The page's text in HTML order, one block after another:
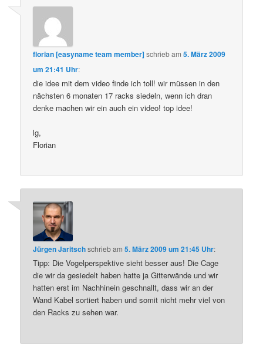
florian [easyname team member]schriebam5. März 2009
um 21:41 Uhr:
die idee mit dem video finde ich toll! wir müssen in den
nächsten 6 monaten 17 racks siedeln, wenn ich dran
denke machen wir ein auch ein video! top idee!
lg,
Florian
Jürgen Jaritschschriebam5. März 2009 um 21:45 Uhr:
Tipp: Die Vogelperspektive sieht besser aus! Die Cage
die wir da gesiedelt haben hatte ja Gitterwände und wir
hatten erst im Nachhinein geschnallt, dass wir an der
Wand Kabel sortiert haben und somit nicht mehr viel von
den Racks zu sehen war.